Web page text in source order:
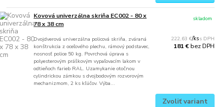
Kovová univerzálna skriňa EC002 - 80 x
78 x 38 cm
Dvojdverová univerzálna policová skriňa, zváraná
konštrukcia z oceľového plechu, rámový podstavec,
nosnosť police 50 kg. Povrchová úprava s
polyesterovým práškovým vypaľovacím lakom v
odtieňoch farieb RAL. Uzamykanie otočnou
cylindrickou zámkou s dvojbodovým rozvorovým
mechanizmom, 2 ks kľúčov. Výba...
222,63 €/ks
181 €bez DPH
skladom
Zvoliť variant